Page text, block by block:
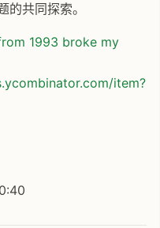
共同探索。
1993 broke my
item?